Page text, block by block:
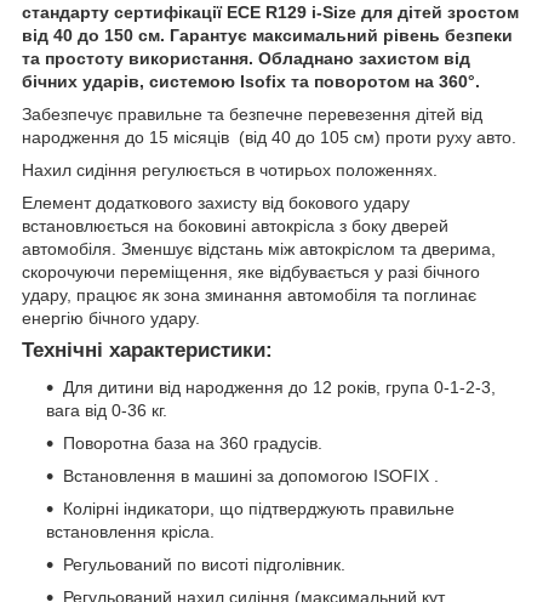
стандарту сертифікації ECE R129 i-Size для дітей зростом
від 40 до 150 см. Гарантує максимальний рівень безпеки
та простоту використання. Обладнано захистом від
бічних ударів, системою Isofix та поворотом на 360°.
Забезпечує правильне та безпечне перевезення дітей від
народження до 15 місяців (від 40 до 105 см) проти руху авто.
Нахил сидіння регулюється в чотирьох положеннях.
Елемент додаткового захисту від бокового удару
встановлюється на боковині автокрісла з боку дверей
автомобіля. Зменшує відстань між автокріслом та дверима,
скорочуючи переміщення, яке відбувається у разі бічного
удару, працює як зона зминання автомобіля та поглинає
енергію бічного удару.
Технічні характеристики:
Для дитини від народження до 12 років, група 0-1-2-3,
вага від 0-36 кг.
Поворотна база на 360 градусів.
Встановлення в машині за допомогою ISOFIX .
Колірні індикатори, що підтверджують правильне
встановлення крісла.
Регульований по висоті підголівник.
Регульований нахил сидіння (максимальний кут